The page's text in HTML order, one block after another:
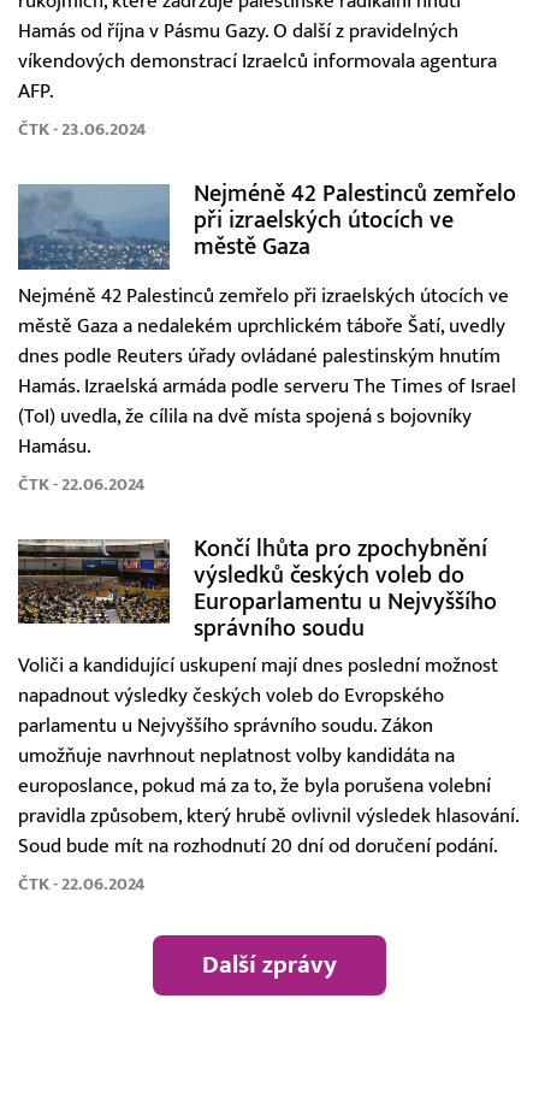
Hamás od října v Pásmu Gazy. O další z pravidelných
víkendových demonstrací Izraelců informovala agentura
AFP.
ČTK - 23.06.2024
Nejméně 42 Palestinců zemřelo
při izraelských útocích ve
městě Gaza
Nejméně 42 Palestinců zemřelo při izraelských útocích ve
městě Gaza a nedalekém uprchlickém táboře Šatí, uvedly
dnes podle Reuters úřady ovládané palestinským hnutím
Hamás. Izraelská armáda podle serveru The Times of Israel
(ToI) uvedla, že cílila na dvě místa spojená s bojovníky
Hamásu.
ČTK - 22.06.2024
Končí lhůta pro zpochybnění
výsledků českých voleb do
Europarlamentu u Nejvyššího
správního soudu
Voliči a kandidující uskupení mají dnes poslední možnost
napadnout výsledky českých voleb do Evropského
parlamentu u Nejvyššího správního soudu. Zákon
umožňuje navrhnout neplatnost volby kandidáta na
europoslance, pokud má za to, že byla porušena volební
pravidla způsobem, který hrubě ovlivnil výsledek hlasování.
Soud bude mít na rozhodnutí 20 dní od doručení podání.
ČTK - 22.06.2024
Další zprávy